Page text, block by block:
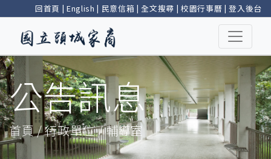
回首頁 | English | 民意信箱 |全文搜尋 | 校園行事曆 |登入後台
公告訊息
首頁 / 行政單位 / 輔導室